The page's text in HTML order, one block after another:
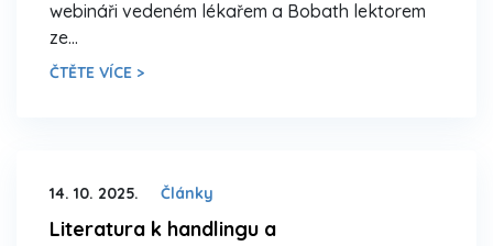
webináři vedeném lékařem a Bobath lektorem
ze…
ČTĚTE VÍCE >
14. 10. 2025. Články
Literatura k handlingu a